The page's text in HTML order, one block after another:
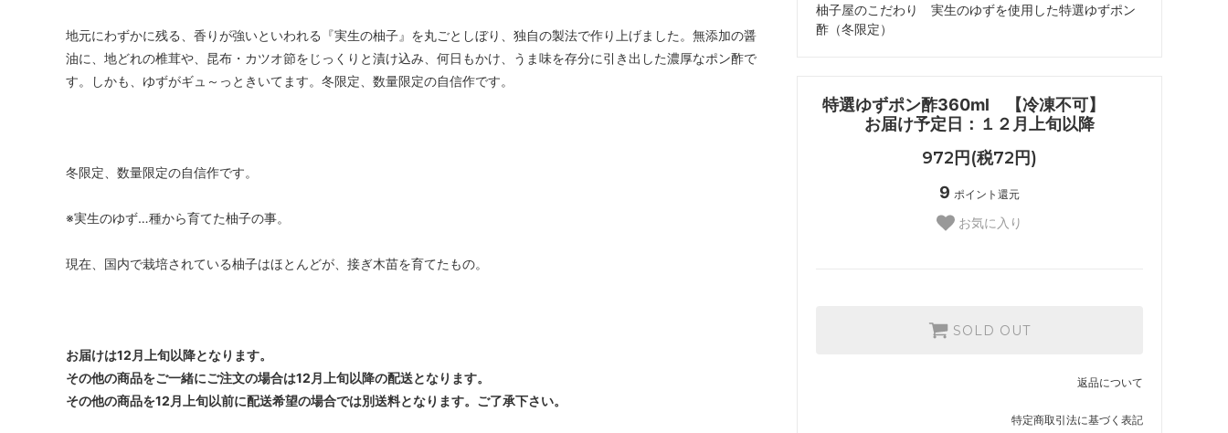
柚子屋のこだわり 実生のゆずを使用した特選ゆずポン
酢（冬限定）
特選ゆずポン酢360ml 【冷凍不可】
お届け予定日：１２月上旬以降
972円(税72円)
9 ポイント還元
お気に入り
SOLD OUT
返品について
特定商取引法に基づく表記
地元にわずかに残る、香りが強いといわれる『実生の柚子』を丸ごとしぼり、独自の製法で作り上げました。無添加の醤
油に、地どれの椎茸や、昆布・カツオ節をじっくりと漬け込み、何日もかけ、うま味を存分に引き出した濃厚なポン酢で
す。しかも、ゆずがギュ～っときいてます。冬限定、数量限定の自信作です。
冬限定、数量限定の自信作です。
※実生のゆず…種から育てた柚子の事。
現在、国内で栽培されている柚子はほとんどが、接ぎ木苗を育てたもの。
お届けは12月上旬以降となります。
その他の商品をご一緒にご注文の場合は12月上旬以降の配送となります。
その他の商品を12月上旬以前に配送希望の場合では別送料となります。ご了承下さい。